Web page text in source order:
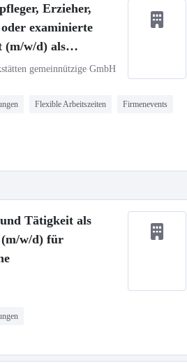
Erzieher,
examinierte
(m/w/d) als
gemeinnützige GmbH
Flexible Arbeitszeiten Firmenevents
Tätigkeit als
w/d) für